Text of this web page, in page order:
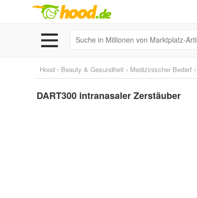
Hood › Beauty & Gesundheit › Medizinischer Bedarf ›
DART300 intranasaler Zerstäuber